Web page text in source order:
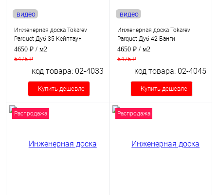
видео
Инженерная доска Tokarev
Parquet Дуб 35 Кейптаун
4650 ₽ / м2
5475 ₽
код товара: 02-4033
Купить дешевле
видео
Инженерная доска Tokarev
Parquet Дуб 42 Банги
4650 ₽ / м2
5475 ₽
код товара: 02-4045
Купить дешевле
Распродажа Распродажа